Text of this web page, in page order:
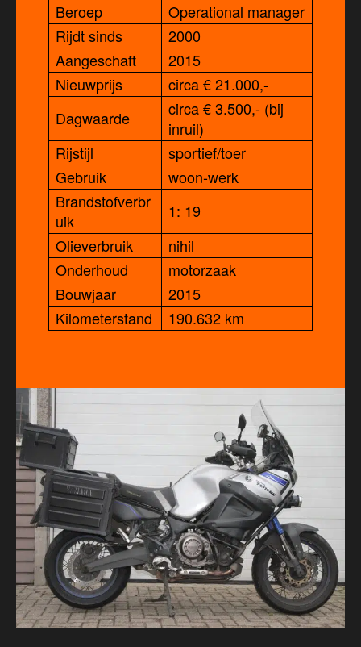
Beroep
Operational manager
Rijdt sinds
2000
Aangeschaft
2015
Nieuwprijs
circa € 21.000,-
Dagwaarde
circa € 3.500,- (bij
inruil)
Rijstijl
sportief/toer
Gebruik
woon-werk
Brandstofverbr
uik
1: 19
Olieverbruik
nihil
Onderhoud
motorzaak
Bouwjaar
2015
Kilometerstand
190.632 km